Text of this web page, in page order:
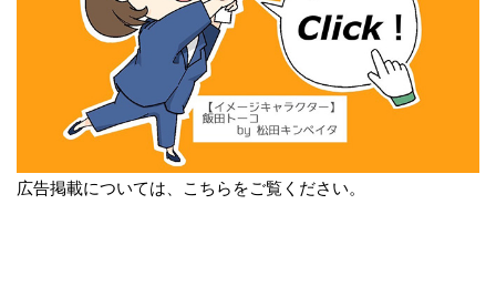
広告掲載については、こちらをご覧ください。